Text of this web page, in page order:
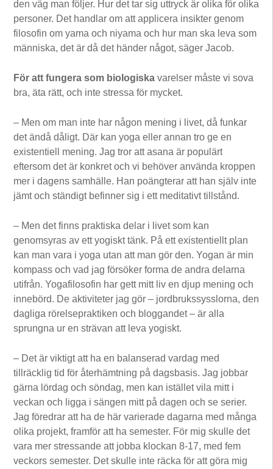
den väg man följer. Hur det tar sig uttryck är olika för olika
personer. Det handlar om att applicera insikter genom
filosofin om yama och niyama och hur man ska leva som
människa, det är då det händer något, säger Jacob.
För att fungera som biologiska varelser måste vi sova
bra, äta rätt, och inte stressa för mycket.
– Men om man inte har någon mening i livet, då funkar
det ändå dåligt. Där kan yoga eller annan tro ge en
existentiell mening. Jag tror att asana är populärt
eftersom det är konkret och vi behöver använda kroppen
mer i dagens samhälle. Han poängterar att han själv inte
jämt och ständigt befinner sig i ett meditativt tillstånd.
– Men det finns praktiska delar i livet som kan
genomsyras av ett yogiskt tänk. På ett existentiellt plan
kan man vara i yoga utan att man gör den. Yogan är min
kompass och vad jag försöker forma de andra delarna
utifrån. Yogafilosofin har gett mitt liv en djup mening och
innebörd. De aktiviteter jag gör – jordbrukssysslorna, den
dagliga rörelsepraktiken och bloggandet – är alla
sprungna ur en strävan att leva yogiskt.
– Det är viktigt att ha en balanserad vardag med
tillräcklig tid för återhämtning på dagsbasis. Jag jobbar
gärna lördag och söndag, men kan istället vila mitt i
veckan och ligga i sängen mitt på dagen och se serier.
Jag föredrar att ha de här varierade dagarna med många
olika projekt, framför att ha semester. För mig skulle det
vara mer stressande att jobba klockan 8-17, med fem
veckors semester. Det skulle inte räcka för att göra mig